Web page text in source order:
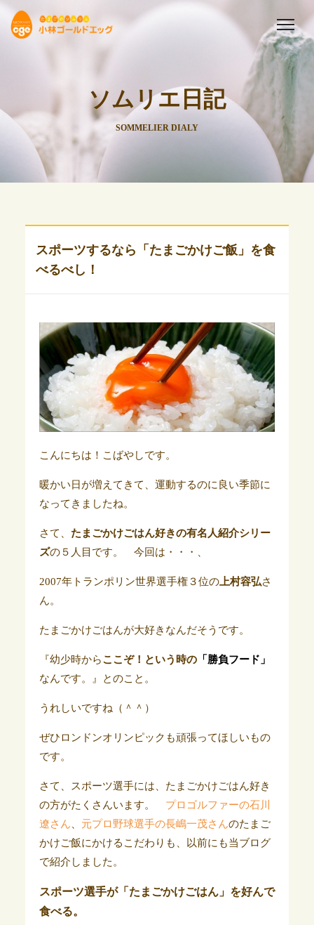
ソムリエ日記
SOMMELIER DIALY
スポーツするなら「たまごかけご飯」を食
べるべし！
こんにちは！こばやしです。
暖かい日が増えてきて、運動するのに良い季節に
なってきましたね。
さて、 たまごかけごはん好きの有名人紹介シリー
ズの５人目です。 今回は・・・、
2007年トランポリン世界選手権３位の上村容弘さ
ん。
たまごかけごはんが大好きなんだそうです。
『幼少時からここぞ！という時の「勝負フード」
なんです。』とのこと。
うれしいですね（＾＾）
ぜひロンドンオリンピックも頑張ってほしいもの
です。
さて、スポーツ選手には、たまごかけごはん好き
の方がたくさんいます。 プロゴルファーの石川
遼さん
元プロ野球選手の長嶋一茂さんのたまご
かけご飯にかけるこだわりも、以前にも当ブログ
で紹介しました。
スポーツ選手が「たまごかけごはん」を好んで
食べる。